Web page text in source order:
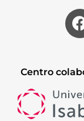
Centro